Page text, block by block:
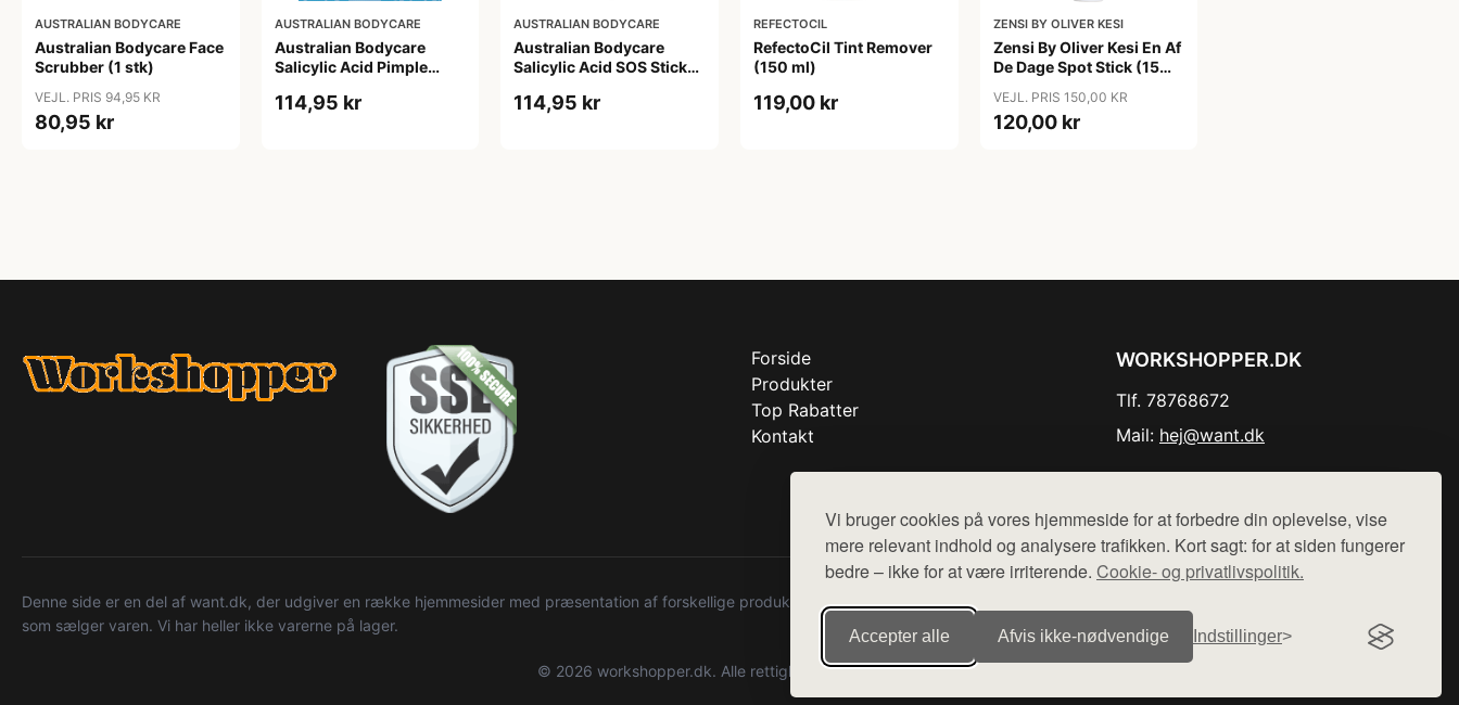
Vi bruger cookies på vores hjemmeside for at forbedre din oplevelse, vise
mere relevant indhold og analysere trafikken. Kort sagt: for at siden fungerer
bedre – ikke for at være irriterende. Cookie- og privatlivspolitik.
Accepter alle Afvis ikke‑nødvendige Indstillinger
AUSTRALIAN BODYCARE
Australian Bodycare Face
Scrubber (1 stk)
VEJL. PRIS 94,95 KR
80,95 kr
AUSTRALIAN BODYCARE
Australian Bodycare
Salicylic Acid Pimple
114,95 kr
AUSTRALIAN BODYCARE
Australian Bodycare
Salicylic Acid SOS Stick
114,95 kr
REFECTOCIL
RefectoCil Tint Remover
(150 ml)
119,00 kr
ZENSI BY OLIVER KESI
Zensi By Oliver Kesi En Af
De Dage Spot Stick (15
VEJL. PRIS 150,00 KR
120,00 kr
Forside
Produkter
Top Rabatter
Kontakt
WORKSHOPPER.DK
Tlf. 78768672
Mail: hej@want.dk
Denne side er en del af want.dk, der udgiver en række hjemmesider med præsentation af forskellige produkter fra diverse webshops. Der sælges ikke varer fra denne side - vi henviser til de shops,
som sælger varen. Vi har heller ikke varerne på lager.
© 2026 workshopper.dk. Alle rettigheder forbeholdes.